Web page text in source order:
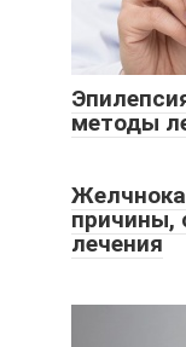
методы
причины,
лечения